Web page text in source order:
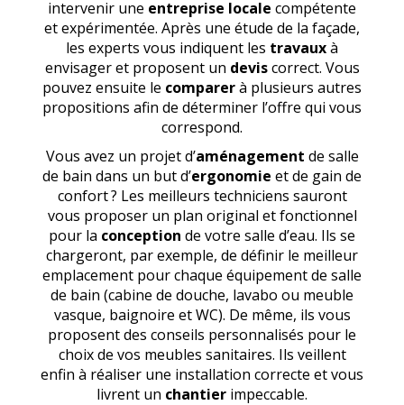
intervenir une entreprise locale compétente
et expérimentée. Après une étude de la façade,
les experts vous indiquent les travauxà
envisager et proposent un deviscorrect. Vous
pouvez ensuite le comparerà plusieurs autres
propositions afin de déterminer l’offre qui vous
correspond.
Vous avez un projet d’aménagement de salle
de bain dans un but d’ergonomie et de gain de
confort ? Les meilleurs techniciens sauront
vous proposer un plan original et fonctionnel
pour la conception de votre salle d’eau. Ils se
chargeront, par exemple, de définir le meilleur
emplacement pour chaque équipement de salle
de bain (cabine de douche, lavabo ou meuble
vasque, baignoire et WC). De même, ils vous
proposent des conseils personnalisés pour le
choix de vos meubles sanitaires. Ils veillent
enfin à réaliser une installation correcte et vous
livrent un chantier impeccable.